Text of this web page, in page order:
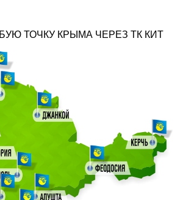
ТОЧКУ КРЫМА ЧЕРЕЗ ТК КИТ